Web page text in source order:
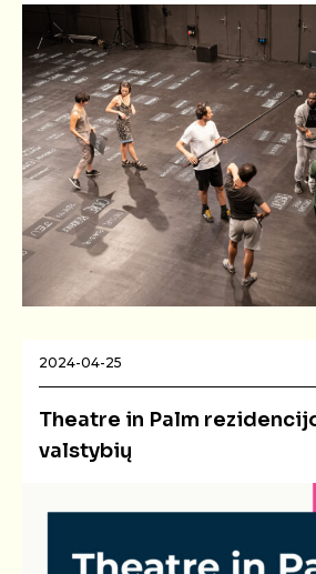
2024-04-25
Theatre in Palm
valstybių